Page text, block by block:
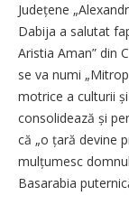
Județene
Dabija a salutat
Aristia Aman” din
se va numi
motrice a culturii
consolidează și
că „o țară devine
mulțumesc
Basarabia